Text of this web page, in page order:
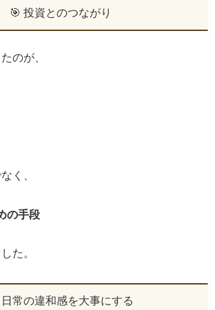
🎯 投資とのつながり
のが、
く、
の手段
た。
常の違和感を大事にする